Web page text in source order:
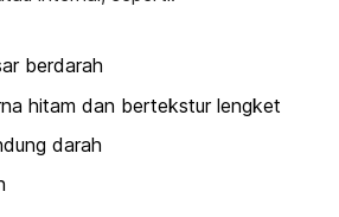
berdarah
hitam dan bertekstur lengket
darah